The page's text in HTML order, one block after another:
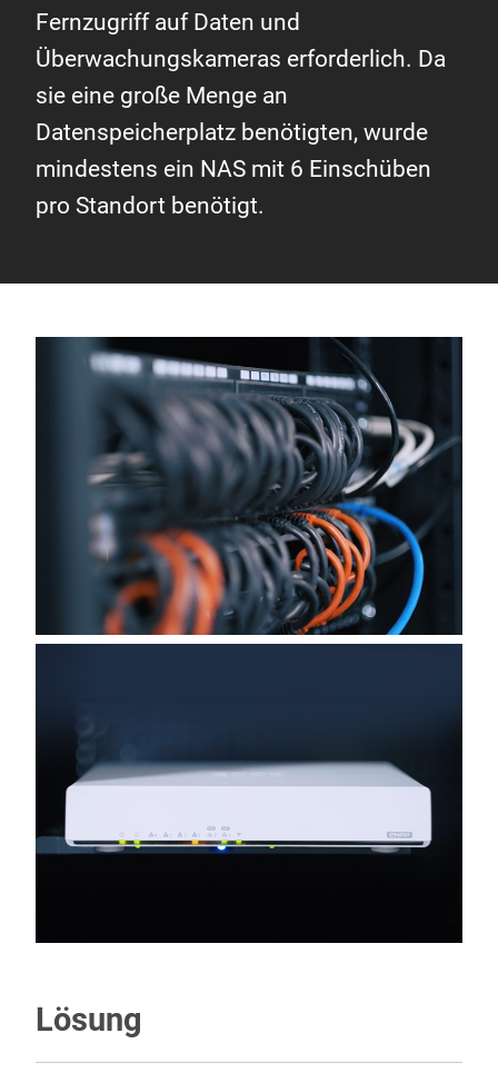
Fernzugriff auf Daten und
Überwachungskameras erforderlich. Da
sie eine große Menge an
Datenspeicherplatz benötigten, wurde
mindestens ein NAS mit 6 Einschüben
pro Standort benötigt.
Lösung